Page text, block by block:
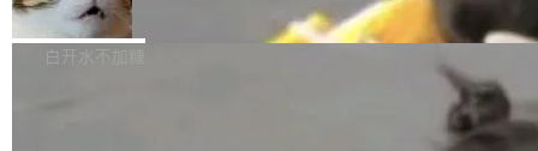
通 ProRes RAW VideoToolbox 硬件加速器 AP
V ...
DeepSeek一天消耗了8万亿# 上了微博热搜——
注意这是 OpenCode 一家的消耗。 OpenCode
NetBSD 11.0 现已正式发布，这是 NetBSD 操
作系统的第十八个主要版本。 自 NetBSD 10.1
白开水不加糖